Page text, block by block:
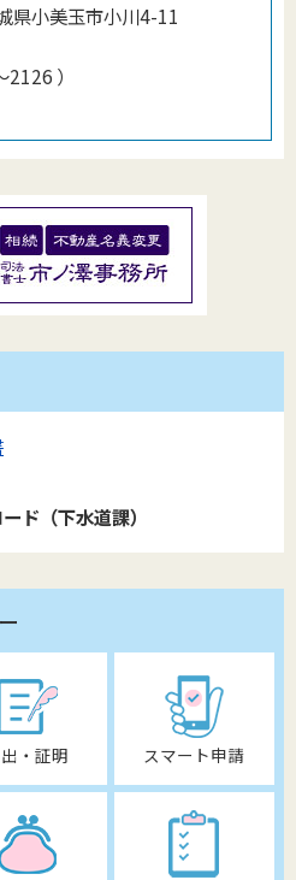
県小美玉市小川4-11
2126 ）
ド（下水道課）
・証明 スマート申請